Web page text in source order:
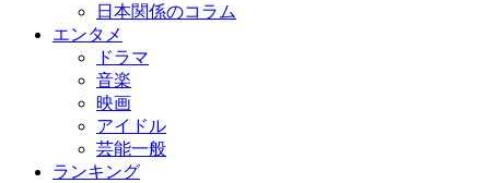
日本関係のコラム
エンタメ
ドラマ
音楽
映画
アイドル
芸能一般
ランキング